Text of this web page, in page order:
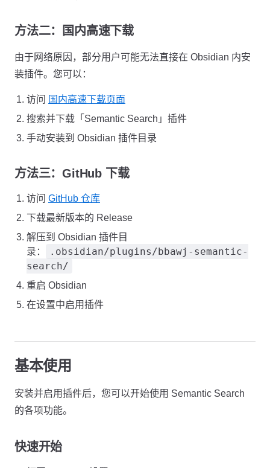
方法二：国内高速下载
由于网络原因，部分用户可能无法直接在 Obsidian 内安
装插件。您可以：
访问 国内高速下载页面
搜索并下载「Semantic Search」插件
手动安装到 Obsidian 插件目录
方法三：GitHub 下载
访问 GitHub 仓库
下载最新版本的 Release
解压到 Obsidian 插件目
录：
.obsidian/plugins/bbawj-semantic-
search/
重启 Obsidian
在设置中启用插件
基本使用
安装并启用插件后，您可以开始使用 Semantic Search
的各项功能。
快速开始